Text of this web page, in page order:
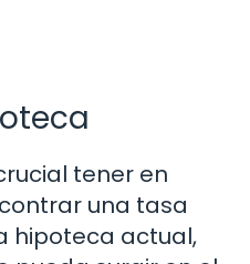
tener en
una tasa
hipoteca actual,